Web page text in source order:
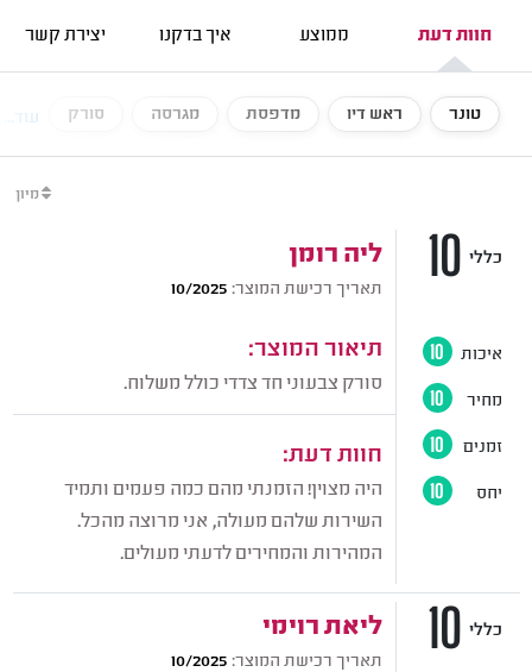
חוות דעת ממוצע איך בדקנו יצירת קשר
טונר ראש דיו מדפסת מגרסה סורק עוד...
מיון
ליה רומן
תאריך רכישת המוצר: 10/2025
תיאור המוצר:
סורק צבעוני חד צדדי כולל משלוח.
חוות דעת:
היה מצוין! הזמנתי מהם כמה פעמים ותמיד
השירות שלהם מעולה, אני מרוצה מהכל.
המהירות והמחירים לדעתי מעולים.
10 כללי
איכות 10
מחיר 10
זמנים 10
יחס 10
ליאת רוימי
תאריך רכישת המוצר: 10/2025 10 כללי